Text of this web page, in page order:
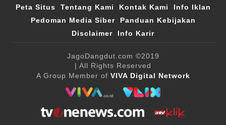
Peta Situs Tentang Kami Kontak Kami
Info Iklan
Pedoman Media Siber
Panduan Kebijakan
Disclaimer
Info Karir
JagoDangdut.com ©2019
| All Rights Reserved
A Group Member of VIVA Digital Network